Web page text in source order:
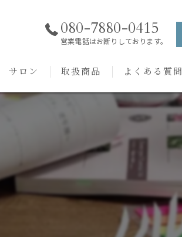
080-7880-0415
営業電話はお断りしております。
サロン
施術事例
取扱商品
バッチフラワーレメディ
よくある質問